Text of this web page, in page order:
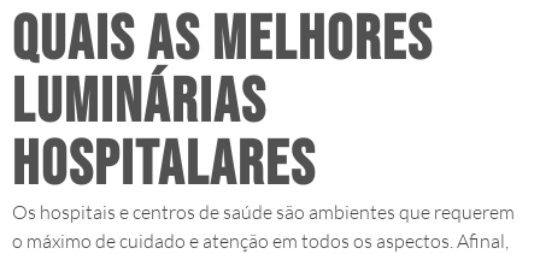
Quais as melhores
luminárias
hospitalares
Os hospitais e centros de saúde são ambientes que requerem
o máximo de cuidado e atenção em todos os aspectos. Afinal,